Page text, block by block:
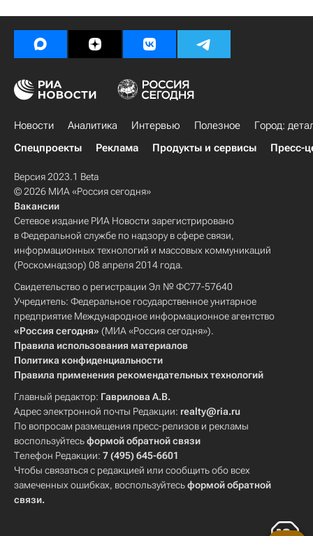
Новости Аналитика Интервью Полезное
Город:
Спецпроекты
Реклама Продукты и сервисы Пресс-
Версия 2023.1 Beta
© 2026 МИА «Россия сегодня»
Вакансии
Сетевое издание РИА Новости зарегистрировано
в Федеральной службе по надзору в сфере связи,
информационных технологий и массовых коммуникаций
(Роскомнадзор) 08 апреля 2014 года.
Свидетельство о регистрации Эл № ФС77-57640
Учредитель: Федеральное государственное унитарное
предприятие Международное информационное агентство
«Россия сегодня» (МИА «Россия сегодня»).
Правила использования материалов
Политика конфиденциальности
Правила применения рекомендательных технологий
Главный редактор: Гаврилова А.В.
Адрес электронной почты Редакции: realty@ria.ru
По вопросам размещения пресс-релизов и рекламы
воспользуйтесьформой обратной связи
Телефон Редакции: 7 (495) 645-6601
Чтобы связаться с редакцией или сообщить обо всех
замеченных ошибках, воспользуйтесьформой обратной
связи.